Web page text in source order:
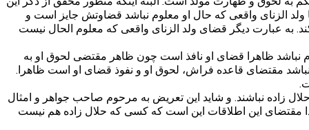
الزنای واقعی که حال او معلوم نباشد قضاوتش جایز است و
به عبارت دیگر قضای ولد الزنای واقعی که معلوم الحال نیست
نباشد ظاهرا قضای او نافذ است چون ظاهر مقتضی لحوق او به
نباشد مقتضای قاعده فراش، لحوق او و نفوذ قضای او است ظاهرا.
زاده نباشند. و شاید این تعریض به مرحوم صاحب جواهر و امثال
این اطلاقات این است که کسی که حلال زاده هم نیست